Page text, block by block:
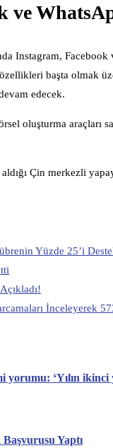
ve
Instagram,
başta olmak
edecek.
oluşturma
aldığı Çin merkezli
Yüzde 25’i
İnceleyerek
‘Yılın ikinci
Yaptı